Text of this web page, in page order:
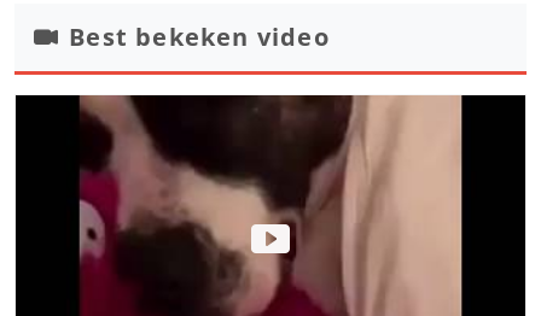
Best bekeken video